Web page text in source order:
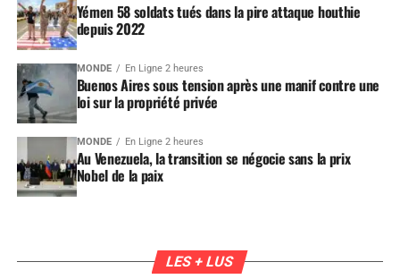
Yémen 58 soldats tués dans la pire attaque houthie
depuis 2022
MONDE En Ligne 2 heures
Buenos Aires sous tension après une manif contre une
loi sur la propriété privée
MONDE En Ligne 2 heures
Au Venezuela, la transition se négocie sans la prix
Nobel de la paix
LES + LUS